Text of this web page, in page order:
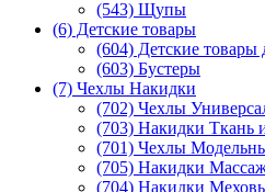
(543) Щупы
(6) Детские товары
(604) Детские товары
(603) Бустеры
(7) Чехлы Накидки
(702) Чехлы
(703) Накидки Ткань
(701) Чехлы
(705) Накидки
(704) Накидки